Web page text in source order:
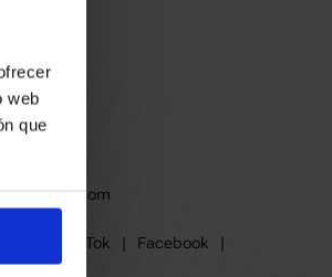
web
que
TikTok | Facebook
|
Linkedin